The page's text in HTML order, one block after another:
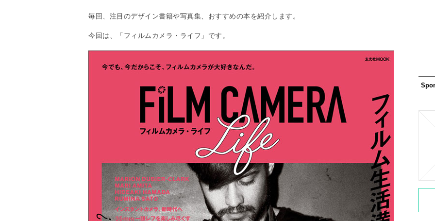
毎回、注目のデザイン書籍や写真集、おすすめの本を紹介します。
今回は、「フィルムカメラ・ライフ」です。